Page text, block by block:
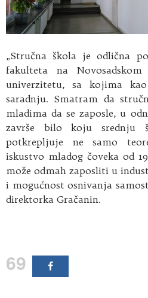
„Stručna škola je odlična
fakulteta na
univerzitetu, sa kojima
saradnju. Smatram da
mladima da se zaposle, u
završe bilo koju srednju
potkrepljuje ne samo
iskustvo mladog čoveka od
može odmah zaposliti u
i mogućnost osnivanja
direktorka Gračanin.
69